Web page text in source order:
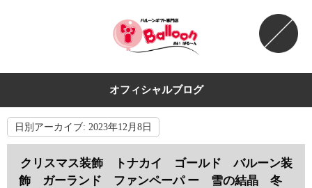
オフィシャルブログ
日別アーカイブ: 2023年12月8日
クリスマス装飾 トナカイ ゴールド バルーン装
飾 ガーランド ファンペーパ ー 雪の結晶 冬